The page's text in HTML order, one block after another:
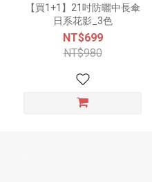
【買1+1】21吋防曬中長傘
日系花影_3色
NT$699
NT$980